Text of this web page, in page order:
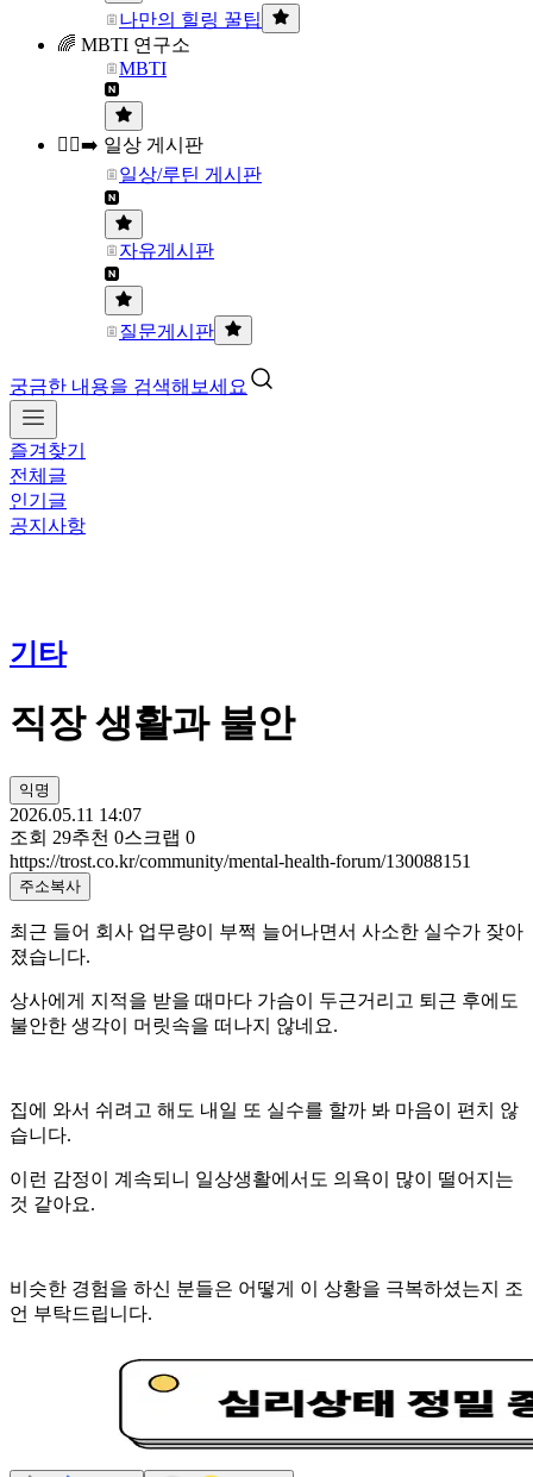
나만의 힐링 꿀팁
🌈 MBTI 연구소
MBTI
🏃‍♀️‍➡️ 일상 게시판
일상/루틴 게시판
자유게시판
질문게시판
궁금한 내용을 검색해보세요
즐겨찾기
전체글
인기글
공지사항
기타
직장 생활과 불안
익명
2026.05.11 14:07
조회 29추천 0스크랩 0
https://trost.co.kr/community/mental-health-forum/130088151
주소복사
최근 들어 회사 업무량이 부쩍 늘어나면서 사소한 실수가 잦아
졌습니다.
상사에게 지적을 받을 때마다 가슴이 두근거리고 퇴근 후에도
불안한 생각이 머릿속을 떠나지 않네요.
집에 와서 쉬려고 해도 내일 또 실수를 할까 봐 마음이 편치 않
습니다.
이런 감정이 계속되니 일상생활에서도 의욕이 많이 떨어지는
것 같아요.
비슷한 경험을 하신 분들은 어떻게 이 상황을 극복하셨는지 조
언 부탁드립니다.